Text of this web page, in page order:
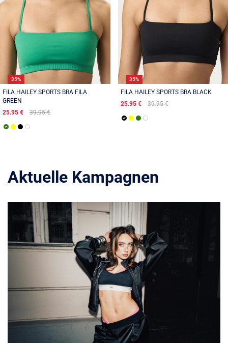
35%
FILA HAILEY SPORTS BRA FILA
GREEN
25.95 €
39.95 €
35%
FILA HAILEY SPORTS BRA BLACK
25.95 €
39.95 €
Aktuelle Kampagnen